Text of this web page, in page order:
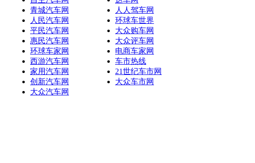
青城汽车网
人民汽车网
平民汽车网
惠民汽车网
环球车家网
西游汽车网
家用汽车网
创新汽车网
大众汽车网
人人驾车网
环球车世界
大众购车网
大众评车网
电商车家网
车市热线
21世纪车市网
大众车市网